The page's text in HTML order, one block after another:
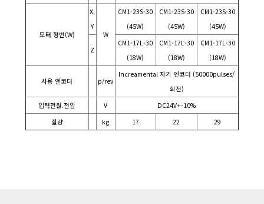
모터 형번(W)
X,
Y
W
CM1-23S-30
(45W)
CM1-23S-30
(45W)
CM1-23S-30
(45W)
Z
CM1-17L-30
(18W)
CM1-17L-30
(18W)
CM1-17L-30
(18W)
사용 엔코더 p/rev
Increamental 자기 엔코더 (50000pulses/
회전)
입력전원.전압
V
DC24V+-10%
질량
kg 17 22 29